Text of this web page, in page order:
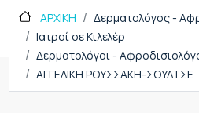
ΑΡΧΙΚΗ
Δερματολόγος -
Ιατροί σε Κιλελέρ
Δερματολόγοι -
ΑΓΓΕΛΙΚΗ ΡΟΥΣΣΑΚΗ-ΣΟΥΛΤΣΕ